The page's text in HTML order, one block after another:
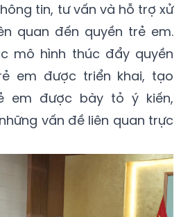
tin, tư vấn và hỗ trợ xử
quan đến quyền trẻ em.
mô hình thúc đẩy quyền
em được triển khai, tạo
em được bày tỏ ý kiến,
vấn đề liên quan trực